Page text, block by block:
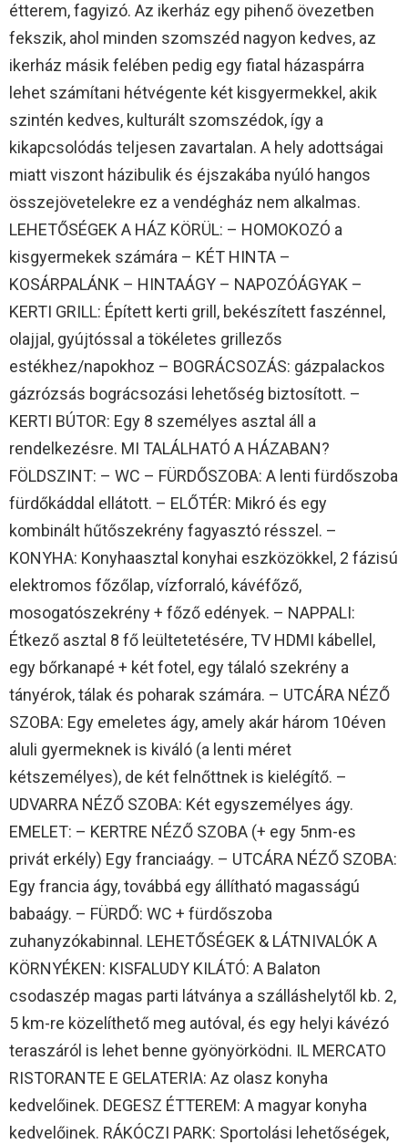
étterem, fagyizó. Az ikerház egy pihenő övezetben
fekszik, ahol minden szomszéd nagyon kedves, az
ikerház másik felében pedig egy fiatal házaspárra
lehet számítani hétvégente két kisgyermekkel, akik
szintén kedves, kulturált szomszédok, így a
kikapcsolódás teljesen zavartalan. A hely adottságai
miatt viszont házibulik és éjszakába nyúló hangos
összejövetelekre ez a vendégház nem alkalmas.
LEHETŐSÉGEK A HÁZ KÖRÜL: – HOMOKOZÓ a
kisgyermekek számára – KÉT HINTA –
KOSÁRPALÁNK – HINTAÁGY – NAPOZÓÁGYAK –
KERTI GRILL: Épített kerti grill, bekészített faszénnel,
olajjal, gyújtóssal a tökéletes grillezős
estékhez/napokhoz – BOGRÁCSOZÁS: gázpalackos
gázrózsás bográcsozási lehetőség biztosított. –
KERTI BÚTOR: Egy 8 személyes asztal áll a
rendelkezésre. MI TALÁLHATÓ A HÁZABAN?
FÖLDSZINT: – WC – FÜRDŐSZOBA: A lenti fürdőszoba
fürdőkáddal ellátott. – ELŐTÉR: Mikró és egy
kombinált hűtőszekrény fagyasztó résszel. –
KONYHA: Konyhaasztal konyhai eszközökkel, 2 fázisú
elektromos főzőlap, vízforraló, kávéfőző,
mosogatószekrény + főző edények. – NAPPALI:
Étkező asztal 8 fő leültetetésére, TV HDMI kábellel,
egy bőrkanapé + két fotel, egy tálaló szekrény a
tányérok, tálak és poharak számára. – UTCÁRA NÉZŐ
SZOBA: Egy emeletes ágy, amely akár három 10éven
aluli gyermeknek is kiváló (a lenti méret
kétszemélyes), de két felnőttnek is kielégítő. –
UDVARRA NÉZŐ SZOBA: Két egyszemélyes ágy.
EMELET: – KERTRE NÉZŐ SZOBA (+ egy 5nm-es
privát erkély) Egy franciaágy. – UTCÁRA NÉZŐ SZOBA:
Egy francia ágy, továbbá egy állítható magasságú
babaágy. – FÜRDŐ: WC + fürdőszoba
zuhanyzókabinnal. LEHETŐSÉGEK & LÁTNIVALÓK A
KÖRNYÉKEN: KISFALUDY KILÁTÓ: A Balaton
csodaszép magas parti látványa a szálláshelytől kb. 2,
5 km-re közelíthető meg autóval, és egy helyi kávézó
teraszáról is lehet benne gyönyörködni. IL MERCATO
RISTORANTE E GELATERIA: Az olasz konyha
kedvelőinek. DEGESZ ÉTTEREM: A magyar konyha
kedvelőinek. RÁKÓCZI PARK: Sportolási lehetőségek,